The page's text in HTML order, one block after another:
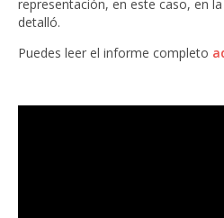
representación, en este caso, en
detalló.
Puedes leer el informe completo